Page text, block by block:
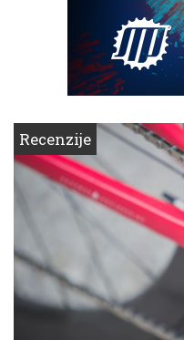
Recenzije